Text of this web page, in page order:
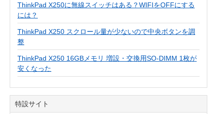
ThinkPad X250に無線スイッチはある？WIFIをOFFにする
には？
ThinkPad X250 スクロール量が少ないので中央ボタンを調
整
ThinkPad X250 16GBメモリ 増設・交換用SO-DIMM 1枚が
安くなった
特設サイト